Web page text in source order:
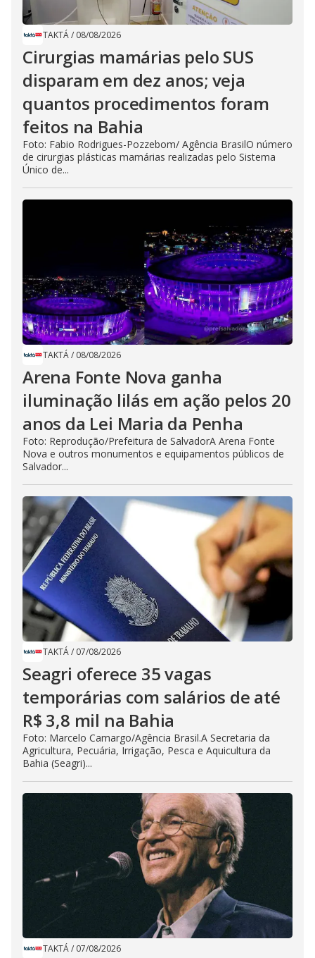
TAKTÁ/ 08/08/2026
Cirurgias mamárias pelo SUS
disparam em dez anos; veja
quantos procedimentos foram
feitos na Bahia
Foto: Fabio Rodrigues-Pozzebom/ Agência BrasilO número
de cirurgias plásticas mamárias realizadas pelo Sistema
Único de...
TAKTÁ/ 08/08/2026
Arena Fonte Nova ganha
iluminação lilás em ação pelos 20
anos da Lei Maria da Penha
Foto: Reprodução/Prefeitura de SalvadorA Arena Fonte
Nova e outros monumentos e equipamentos públicos de
Salvador...
TAKTÁ/ 07/08/2026
Seagri oferece 35 vagas
temporárias com salários de até
R$ 3,8 mil na Bahia
Foto: Marcelo Camargo/Agência Brasil.A Secretaria da
Agricultura, Pecuária, Irrigação, Pesca e Aquicultura da
Bahia (Seagri)...
TAKTÁ/ 07/08/2026